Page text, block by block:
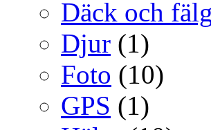
Däck och
Djur (1)
Foto (10)
GPS (1)